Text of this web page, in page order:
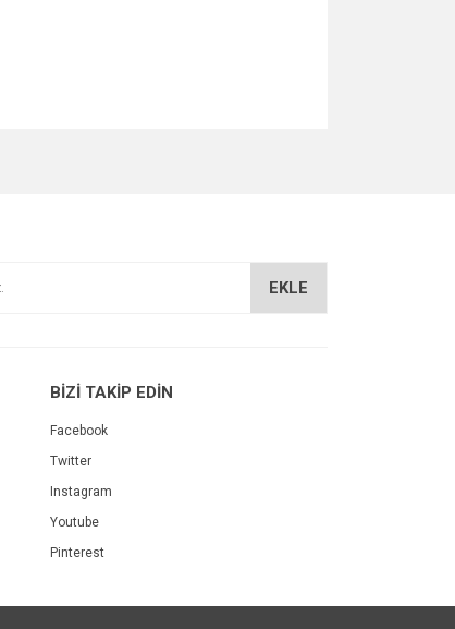
EKLE
BİZİ TAKİP EDİN
Facebook
Twitter
Instagram
Youtube
Pinterest